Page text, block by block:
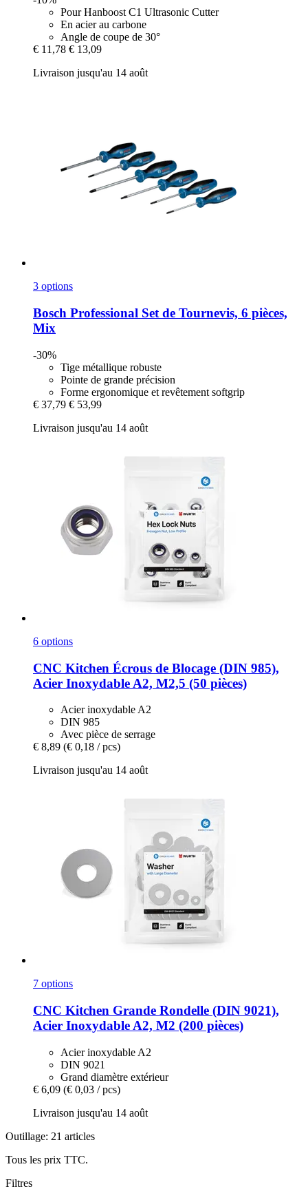
Pour Hanboost C1 Ultrasonic Cutter
En acier au carbone
Angle de coupe de 30°
€ 11,78 € 13,09
Livraison jusqu'au 14 août
3 options
Bosch Professional Set de Tournevis, 6 pièces,
Mix
-30%
Tige métallique robuste
Pointe de grande précision
Forme ergonomique et revêtement softgrip
€ 37,79 € 53,99
Livraison jusqu'au 14 août
6 options
CNC Kitchen Écrous de Blocage (DIN 985),
Acier Inoxydable A2, M2,5 (50 pièces)
Acier inoxydable A2
DIN 985
Avec pièce de serrage
€ 8,89 (€ 0,18 / pcs)
Livraison jusqu'au 14 août
7 options
CNC Kitchen Grande Rondelle (DIN 9021),
Acier Inoxydable A2, M2 (200 pièces)
Acier inoxydable A2
DIN 9021
Grand diamètre extérieur
€ 6,09 (€ 0,03 / pcs)
Livraison jusqu'au 14 août
Outillage: 21 articles
Tous les prix TTC.
Filtres